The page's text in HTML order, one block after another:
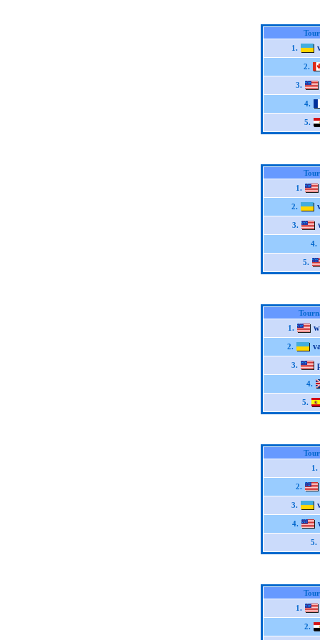
1.
2.
3.
4.
5.
1.
2.
3.
4.
5.
1.
2.
3.
4.
5.
1.
2.
3.
4.
5.
1.
2.